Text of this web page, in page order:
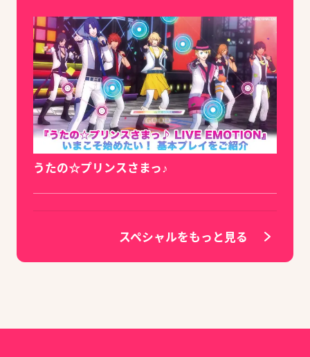
うたの☆プリンスさまっ♪
スペシャルをもっと見る